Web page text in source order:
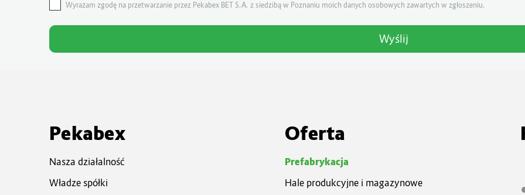
Wyrażam zgodę na przetwarzanie przez Pekabex BET S.A. z siedzibą w Poznaniu moich danych osobowych zawartych w zgłoszeniu.
Pekabex
Nasza działalność
Władze spółki
Oferta
Prefabrykacja
Hale produkcyjne i magazynowe